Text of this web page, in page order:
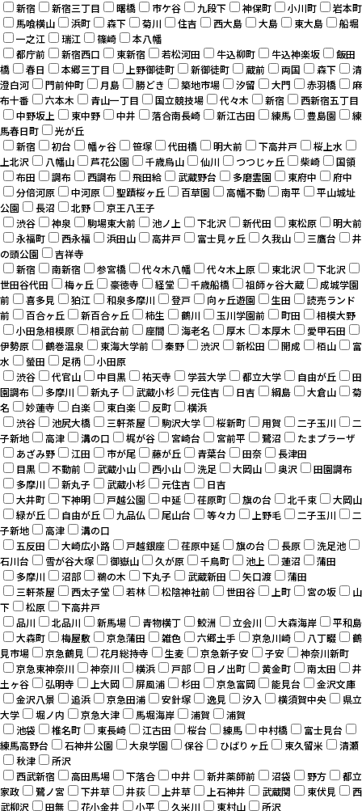
新宿
新宿三丁目 曙橋 市ケ谷 九段下 神保町 小川町
岩本町
馬喰横山
浜町 森下 菊川 住吉 西大島 大島 東大島
船堀
一之江
瑞江 篠崎
本八幡
都庁前
新宿西口 東新宿 若松河田 牛込柳町 牛込神楽坂
飯田
橋
春日 本郷三丁目 上野御徒町 新御徒町 蔵前 両国 森下
清
澄白河
門前仲町 月島 勝どき 築地市場 汐留 大門 赤羽橋
麻
布十番
六本木 青山一丁目 国立競技場 代々木 新宿
西新宿五丁目
中野坂上
東中野 中井 落合南長崎 新江古田 練馬 豊島園
練
馬春日町
光が丘
新宿
初台 幡ヶ谷 笹塚 代田橋 明大前 下高井戸
桜上水
上北沢
八幡山 芦花公園 千歳烏山 仙川 つつじヶ丘 柴崎
国領
布田
調布 西調布 飛田給 武蔵野台 多磨霊園 東府中
府中
分倍河原
中河原 聖蹟桜ヶ丘 百草園 高幡不動 南平
平山城址
公園
長沼 北野
京王八王子
渋谷
神泉 駒場東大前 池ノ上 下北沢 新代田 東松原
明大前
永福町
西永福 浜田山 高井戸 富士見ヶ丘 久我山 三鷹台
井
の頭公園
吉祥寺
新宿
南新宿 参宮橋 代々木八幡 代々木上原 東北沢
下北沢
世田谷代田
梅ヶ丘 豪徳寺 経堂 千歳船橋 祖師ヶ谷大蔵
成城学園
前
喜多見 狛江 和泉多摩川 登戸 向ヶ丘遊園 生田
読売ランド
前
百合ヶ丘 新百合ヶ丘 柿生 鶴川 玉川学園前 町田
相模大野
小田急相模原
相武台前 座間 海老名 厚木 本厚木
愛甲石田
伊勢原
鶴巻温泉 東海大学前 秦野 渋沢 新松田 開成 栢山
富
水
螢田 足柄
小田原
渋谷
代官山 中目黒 祐天寺 学芸大学 都立大学 自由が丘
田
園調布
多摩川 新丸子 武蔵小杉 元住吉 日吉 綱島 大倉山
菊
名
妙蓮寺 白楽 東白楽 反町
横浜
渋谷
池尻大橋 三軒茶屋 駒沢大学 桜新町 用賀 二子玉川
二
子新地
高津 溝の口 梶が谷 宮崎台 宮前平 鷺沼
たまプラーザ
あざみ野
江田 市が尾 藤が丘 青葉台 田奈
長津田
目黒
不動前 武蔵小山 西小山 洗足 大岡山 奥沢
田園調布
多摩川
新丸子 武蔵小杉 元住吉
日吉
大井町
下神明 戸越公園 中延 荏原町 旗の台 北千束
大岡山
緑が丘
自由が丘 九品仏 尾山台 等々力 上野毛 二子玉川
二
子新地
高津
溝の口
五反田
大崎広小路 戸越銀座 荏原中延 旗の台 長原
洗足池
石川台
雪が谷大塚 御嶽山 久が原 千鳥町 池上 蓮沼
蒲田
多摩川
沼部 鵜の木 下丸子 武蔵新田 矢口渡
蒲田
三軒茶屋
西太子堂 若林 松陰神社前 世田谷 上町 宮の坂
山
下
松原
下高井戸
品川
北品川 新馬場 青物横丁 鮫洲 立会川 大森海岸
平和島
大森町
梅屋敷 京急蒲田 雑色 六郷土手 京急川崎 八丁畷
鶴
見市場
京急鶴見 花月総持寺 生麦 京急新子安 子安
神奈川新町
京急東神奈川
神奈川 横浜 戸部 日ノ出町 黄金町 南太田
井
土ヶ谷
弘明寺 上大岡 屏風浦 杉田 京急富岡 能見台
金沢文庫
金沢八景
追浜 京急田浦 安針塚 逸見 汐入 横須賀中央
県立
大学
堀ノ内 京急大津 馬堀海岸 浦賀
浦賀
池袋
椎名町 東長崎 江古田 桜台 練馬 中村橋
富士見台
練馬高野台
石神井公園 大泉学園 保谷 ひばりヶ丘 東久留米
清瀬
秋津
所沢
西武新宿
高田馬場 下落合 中井 新井薬師前 沼袋 野方
都立
家政
鷺ノ宮 下井草 井荻 上井草 上石神井 武蔵関 東伏見
西
武柳沢
田無 花小金井 小平 久米川 東村山 所沢